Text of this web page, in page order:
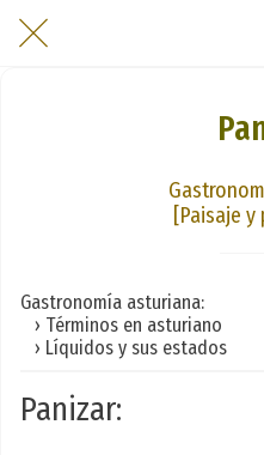
[Paisaje y
Gastronomía asturiana:
› Términos en asturiano
› Líquidos y sus estados
Panizar: